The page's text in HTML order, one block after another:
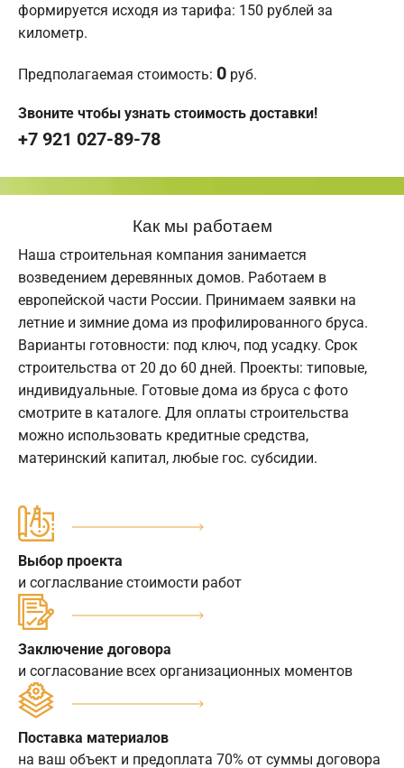
формируется исходя из тарифа: 150 рублей за
километр.
Предполагаемая стоимость: 0 руб.
Звоните чтобы узнать стоимость доставки!
+7 921 027-89-78
Как мы работаем
Наша строительная компания занимается
возведением деревянных домов. Работаем в
европейской части России. Принимаем заявки на
летние и зимние дома из профилированного бруса.
Варианты готовности: под ключ, под усадку. Срок
строительства от 20 до 60 дней. Проекты: типовые,
индивидуальные. Готовые дома из бруса с фото
смотрите в каталоге. Для оплаты строительства
можно использовать кредитные средства,
материнский капитал, любые гос. субсидии.
Выбор проекта
и согласлвание стоимости работ
Заключение договора
и согласование всех организационных моментов
Поставка материалов
на ваш объект и предоплата 70% от суммы договора